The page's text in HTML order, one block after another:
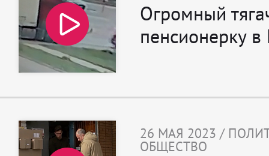
Огромный
пенсионерку
26 МАЯ 2023 /
ОБЩЕСТВО